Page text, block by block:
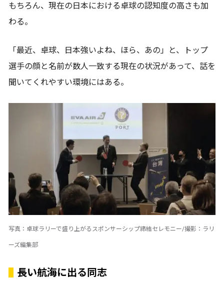
もちろん、現在の日本における卓球の認知度の高さも加
わる。
「最近、卓球、日本強いよね、ほら、あの」と、トップ
選手の顔と名前が数人一致する現在の状況があって、話を
聞いてくれやすい環境にはある。
写真：卓球ラリーで盛り上がるスポンサーシップ締結セレモニー/撮影：ラリ
ーズ編集部
長い航海に出る同志